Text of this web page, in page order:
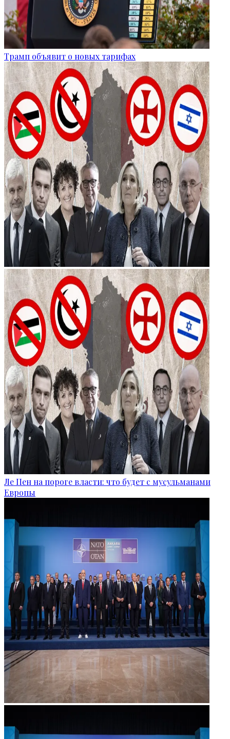
Трамп объявит о новых тарифах
Ле Пен на пороге власти: что будет с мусульманами
Европы